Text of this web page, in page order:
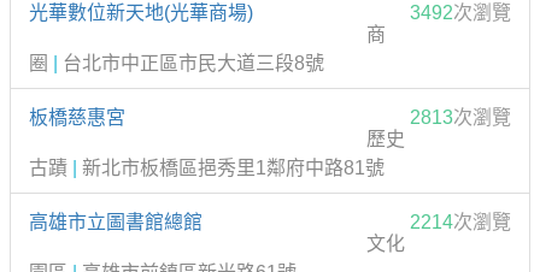
光華數位新天地(光華商場) 3492次瀏覽
商
圈
台北市中正區市民大道三段8號
板橋慈惠宮 2813次瀏覽
歷史
古蹟
新北市板橋區挹秀里1鄰府中路81號
高雄市立圖書館總館 2214次瀏覽
文化